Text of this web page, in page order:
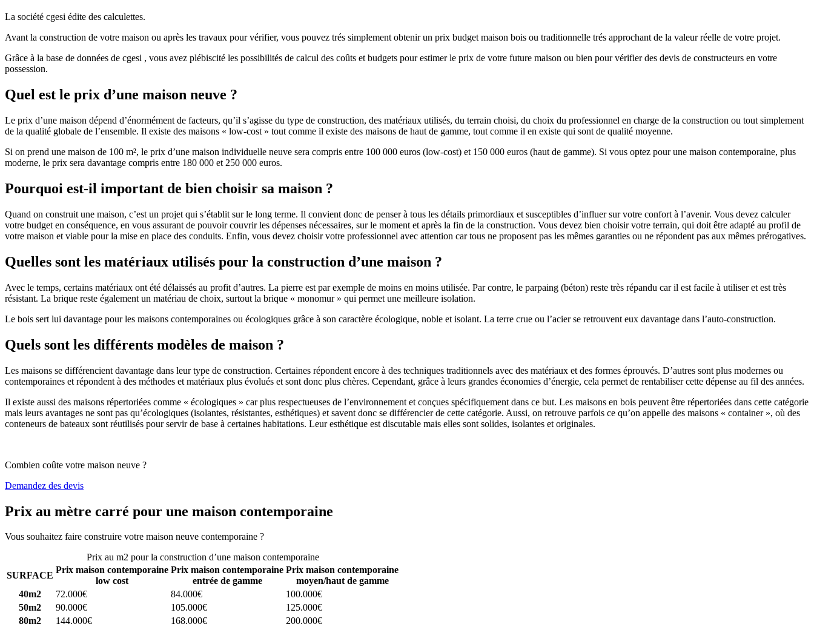
La société cgesi édite des calculettes.
Avant la construction de votre maison ou après les travaux pour vérifier, vous pouvez trés simplement obtenir un prix budget maison bois ou traditionnelle trés approchant de la valeur réelle de votre projet.
Grâce à la base de données de cgesi , vous avez plébiscité les possibilités de calcul des coûts et budgets pour estimer le prix de votre future maison ou bien pour vérifier des devis de constructeurs en votre
possession.
Quel est le prix d’une maison neuve ?
Le prix d’une maison dépend d’énormément de facteurs, qu’il s’agisse du type de construction, des matériaux utilisés, du terrain choisi, du choix du professionnel en charge de la construction ou tout simplement
de la qualité globale de l’ensemble. Il existe des maisons « low-cost » tout comme il existe des maisons de haut de gamme, tout comme il en existe qui sont de qualité moyenne.
Si on prend une maison de 100 m², le prix d’une maison individuelle neuve sera compris entre 100 000 euros (low-cost) et 150 000 euros (haut de gamme). Si vous optez pour une maison contemporaine, plus
moderne, le prix sera davantage compris entre 180 000 et 250 000 euros.
Pourquoi est-il important de bien choisir sa maison ?
Quand on construit une maison, c’est un projet qui s’établit sur le long terme. Il convient donc de penser à tous les détails primordiaux et susceptibles d’influer sur votre confort à l’avenir. Vous devez calculer
votre budget en conséquence, en vous assurant de pouvoir couvrir les dépenses nécessaires, sur le moment et après la fin de la construction. Vous devez bien choisir votre terrain, qui doit être adapté au profil de
votre maison et viable pour la mise en place des conduits. Enfin, vous devez choisir votre professionnel avec attention car tous ne proposent pas les mêmes garanties ou ne répondent pas aux mêmes prérogatives.
Quelles sont les matériaux utilisés pour la construction d’une maison ?
Avec le temps, certains matériaux ont été délaissés au profit d’autres. La pierre est par exemple de moins en moins utilisée. Par contre, le parpaing (béton) reste très répandu car il est facile à utiliser et est très
résistant. La brique reste également un matériau de choix, surtout la brique « monomur » qui permet une meilleure isolation.
Le bois sert lui davantage pour les maisons contemporaines ou écologiques grâce à son caractère écologique, noble et isolant. La terre crue ou l’acier se retrouvent eux davantage dans l’auto-construction.
Quels sont les différents modèles de maison ?
Les maisons se différencient davantage dans leur type de construction. Certaines répondent encore à des techniques traditionnels avec des matériaux et des formes éprouvés. D’autres sont plus modernes ou
contemporaines et répondent à des méthodes et matériaux plus évolués et sont donc plus chères. Cependant, grâce à leurs grandes économies d’énergie, cela permet de rentabiliser cette dépense au fil des années.
Il existe aussi des maisons répertoriées comme « écologiques » car plus respectueuses de l’environnement et conçues spécifiquement dans ce but. Les maisons en bois peuvent être répertoriées dans cette catégorie
mais leurs avantages ne sont pas qu’écologiques (isolantes, résistantes, esthétiques) et savent donc se différencier de cette catégorie. Aussi, on retrouve parfois ce qu’on appelle des maisons « container », où des
conteneurs de bateaux sont réutilisés pour servir de base à certaines habitations. Leur esthétique est discutable mais elles sont solides, isolantes et originales.
Combien coûte votre maison neuve ?
Demandez des devis
Prix au mètre carré pour une maison contemporaine
Vous souhaitez faire construire votre maison neuve contemporaine ?
Prix au m2 pour la construction d’une maison contemporaine
SURFACE
Prix maison contemporaine
low cost
Prix maison contemporaine
entrée de gamme
Prix maison contemporaine
moyen/haut de gamme
40m2
72.000€ 84.000€
100.000€
50m2
90.000€ 105.000€
125.000€
80m2
144.000€ 168.000€
200.000€